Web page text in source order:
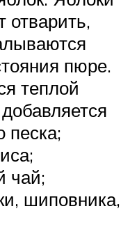
отварить,
пюре.
теплой
песка;
чай;
шиповника,